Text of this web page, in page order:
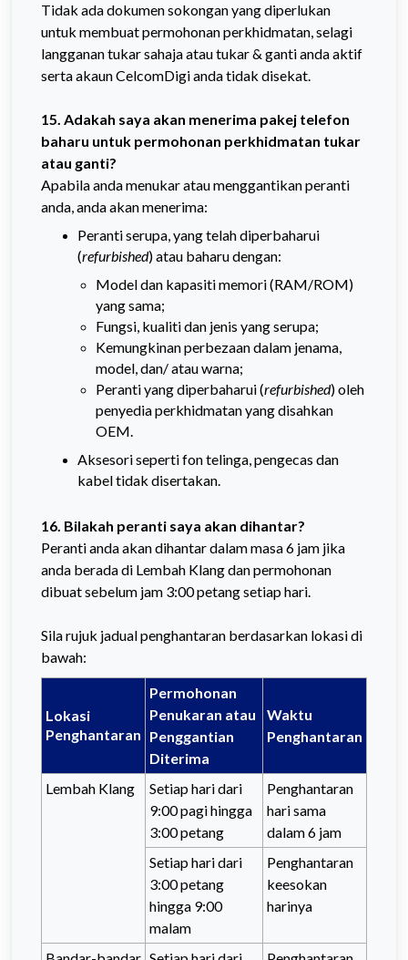
Tidak ada dokumen sokongan yang diperlukan
untuk membuat permohonan perkhidmatan, selagi
langganan tukar sahaja atau tukar & ganti anda aktif
serta akaun CelcomDigi anda tidak disekat.
15. Adakah saya akan menerima pakej telefon
baharu untuk permohonan perkhidmatan tukar
atau ganti?
Apabila anda menukar atau menggantikan peranti
anda, anda akan menerima:
Peranti serupa, yang telah diperbaharui
(refurbished) atau baharu dengan:
Model dan kapasiti memori (RAM/ROM)
yang sama;
Fungsi, kualiti dan jenis yang serupa;
Kemungkinan perbezaan dalam jenama,
model, dan/ atau warna;
Peranti yang diperbaharui (refurbished) oleh
penyedia perkhidmatan yang disahkan
OEM.
Aksesori seperti fon telinga, pengecas dan
kabel tidak disertakan.
16. Bilakah peranti saya akan dihantar?
Peranti anda akan dihantar dalam masa 6 jam jika
anda berada di Lembah Klang dan permohonan
dibuat sebelum jam 3:00 petang setiap hari.
Sila rujuk jadual penghantaran berdasarkan lokasi di
bawah:
Lokasi
Penghantaran
Permohonan
Penukaran atau
Penggantian
Diterima
Waktu
Penghantaran
Lembah Klang
Setiap hari dari
9:00 pagi hingga
3:00 petang
Penghantaran
hari sama
dalam 6 jam
Setiap hari dari
3:00 petang
hingga 9:00
malam
Penghantaran
keesokan
harinya